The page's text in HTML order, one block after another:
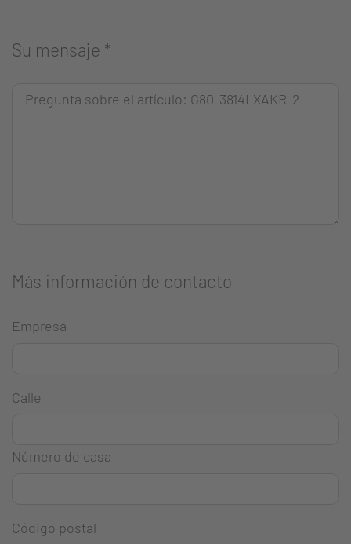
Su mensaje *
Más información de contacto
Empresa
Calle
Número de casa
Código postal